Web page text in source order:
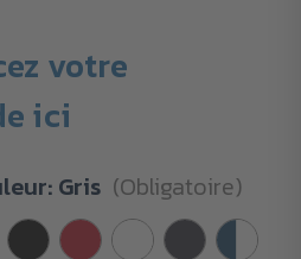
votre
ici
Gris (Obligatoire)